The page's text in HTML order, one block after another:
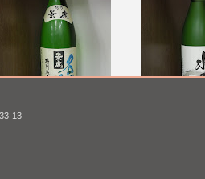
景虎 特別純米 名水
13